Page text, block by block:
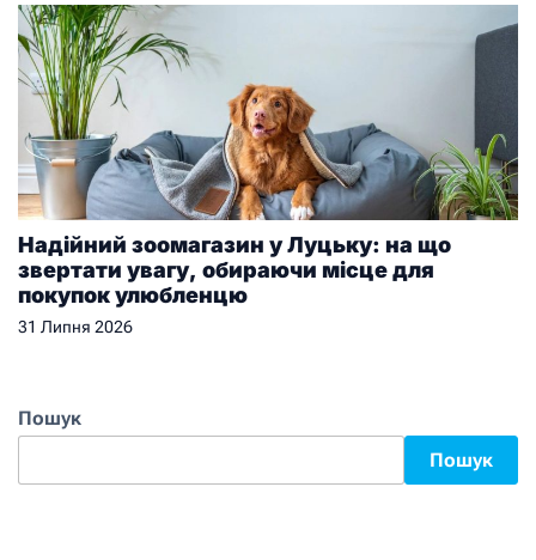
Надійний зоомагазин у Луцьку: на що
звертати увагу, обираючи місце для
покупок улюбленцю
31 Липня 2026
Пошук
Пошук